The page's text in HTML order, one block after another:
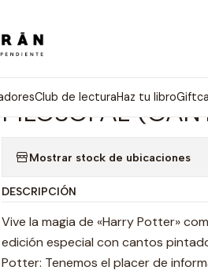
Club de lecturaHaz tu libro
1 Y La Piedra Filosofal (Cantos
HARRY POTTER
FILOSOFAL
Mostrar stock de ubicaciones
DESCRIPCIÓN
Vive la magia de «Harry Potter»
edición especial con cantos
Potter: Tenemos el placer de